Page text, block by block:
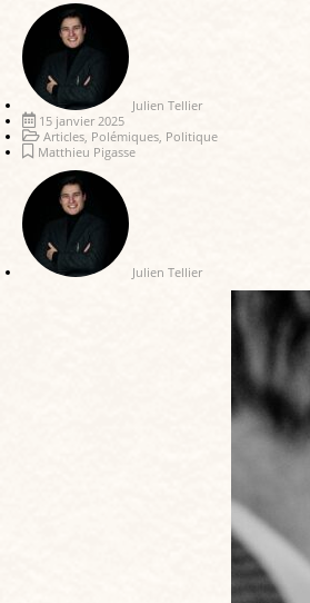
Julien Tellier
15 janvier 2025
Articles Polémiques Politique
Matthieu Pigasse
Julien Tellier